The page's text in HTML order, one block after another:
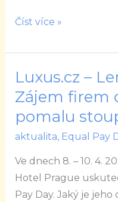
férovou
Číst více »
Luxus.cz –
Zájem firem
pomalu
aktualita, Equal Pay
Ve dnech 8. – 10. 4.
Hotel Prague
Pay Day. Jaký je
Luxus.cz
–
Lenka
Šťastná:
Zájem
firem
o
diverzitu